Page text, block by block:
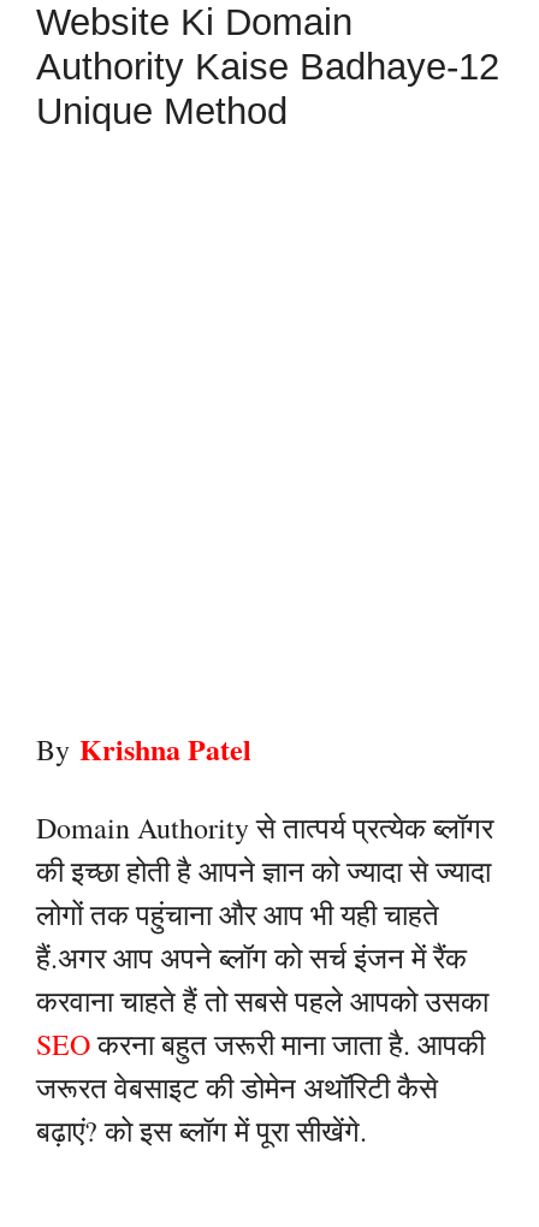
Website Ki Domain
Authority Kaise Badhaye-12
Unique Method
By Krishna Patel
Domain Authority से तात्पर्य प्रत्येक ब्लॉगर
की इच्छा होती है आपने ज्ञान को ज्यादा से ज्यादा
लोगों तक पहुंचाना और आप भी यही चाहते
हैं.अगर आप अपने ब्लॉग को सर्च इंजन में रैंक
करवाना चाहते हैं तो सबसे पहले आपको उसका
SEOकरना बहुत जरूरी माना जाता है. आपकी
जरूरत वेबसाइट की डोमेन अथॉरिटी कैसे
बढ़ाएं? को इस ब्लॉग में पूरा सीखेंगे.